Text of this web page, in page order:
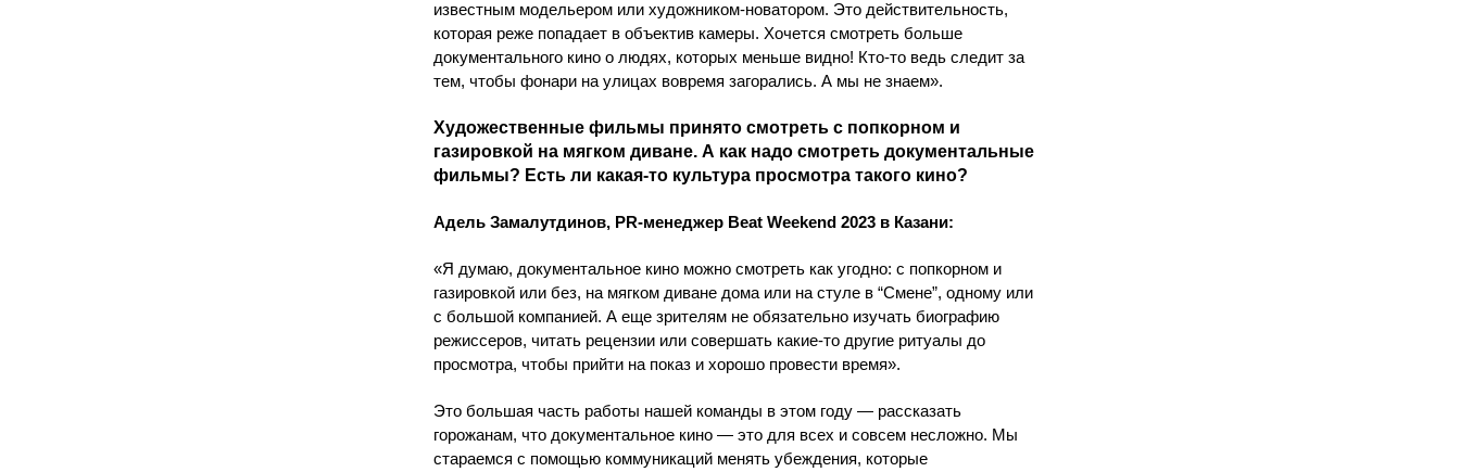
известным модельером или художником-новатором. Это действительность,
которая реже попадает в объектив камеры. Хочется смотреть больше
документального кино о людях, которых меньше видно! Кто-то ведь следит за
тем, чтобы фонари на улицах вовремя загорались. А мы не знаем».
Художественные фильмы принято смотреть с попкорном и
газировкой на мягком диване. А как надо смотреть документальные
фильмы? Есть ли какая-то культура просмотра такого кино?
Адель Замалутдинов, PR-менеджер Beat Weekend 2023 в Казани:
«Я думаю, документальное кино можно смотреть как угодно: с попкорном и
газировкой или без, на мягком диване дома или на стуле в “Смене”, одному или
с большой компанией. А еще зрителям не обязательно изучать биографию
режиссеров, читать рецензии или совершать какие-то другие ритуалы до
просмотра, чтобы прийти на показ и хорошо провести время».
Это большая часть работы нашей команды в этом году — рассказать
горожанам, что документальное кино — это для всех и совсем несложно. Мы
стараемся с помощью коммуникаций менять убеждения, которые